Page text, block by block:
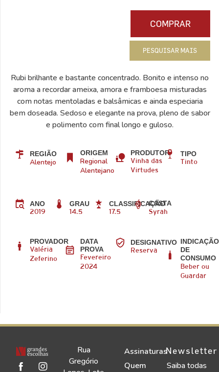
COMPRAR
PESQUISAR MAIS
Rubi brilhante e bastante concentrado. Bonito e intenso no
aroma a recordar ameixa, amora e framboesa misturadas
com notas mentoladas e balsâmicas e ainda especiaria
bem doseada. Sedoso e elegante na prova, pleno de sabor
e polimento com final longo e guloso.
REGIÃO
Alentejo
ORIGEM
Regional
Alentejano
PRODUTOR
Vinha das
Virtudes
TIPO
Tinto
ANO
2019
GRAU
14.5
CLASSIFICAÇÃO
17.5
CASTA
Syrah
PROVADOR
Valéria
Zeferino
DATA
PROVA
Fevereiro
2024
DESIGNATIVO
Reserva
INDICAÇÃO
DE
CONSUMO
Beber ou
Guardar
Rua
Gregório
Assinaturas
Quem
Newsletter
Saiba todas